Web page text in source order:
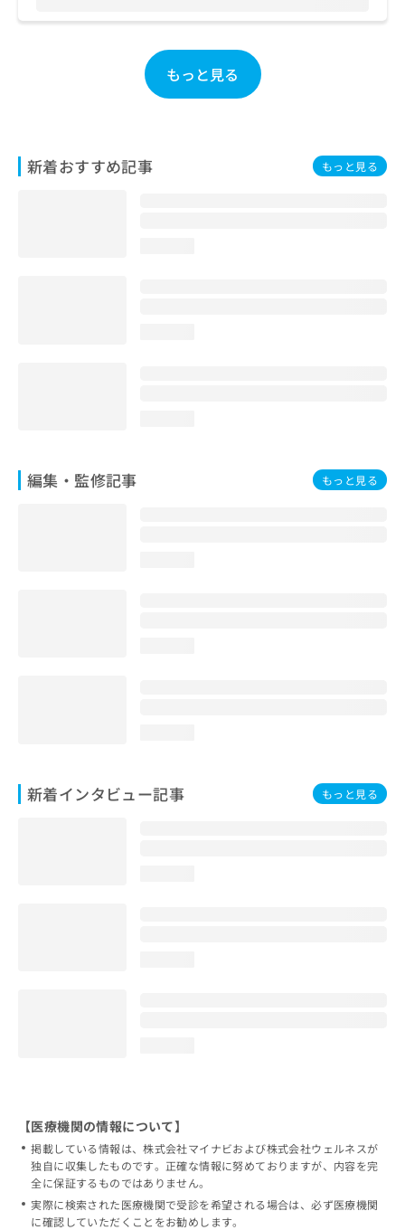
もっと見る
新着おすすめ記事 もっと見る
編集・監修記事 もっと見る
新着インタビュー記事 もっと見る
ち
ら
【医療機関の情報について】
掲載している情報は、株式会社マイナビおよび株式会社ウェルネスが
独自に収集したものです。正確な情報に努めておりますが、内容を完
全に保証するものではありません。
実際に検索された医療機関で受診を希望される場合は、必ず医療機関
に確認していただくことをお勧めします。